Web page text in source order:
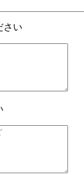
さい